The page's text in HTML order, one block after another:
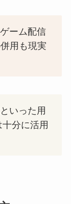
ーム配信
用も現実
いった用
分に活用